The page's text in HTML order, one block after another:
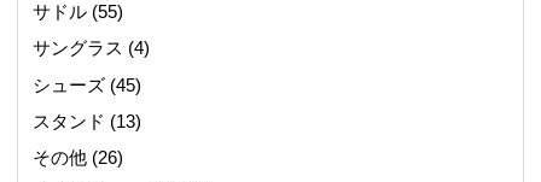
サドル(55)
サングラス (4)
シューズ(45)
スタンド (13)
その他(26)